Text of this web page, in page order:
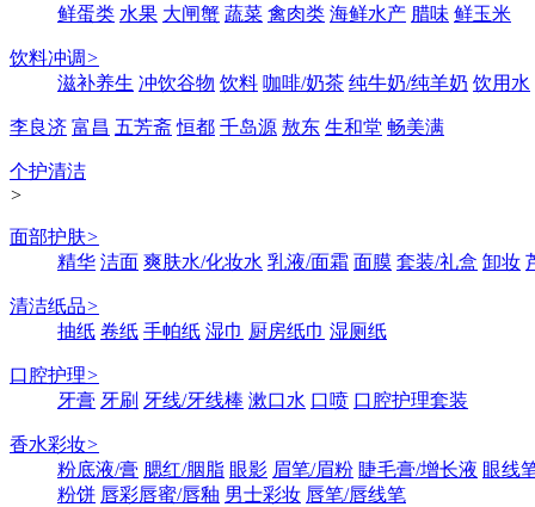
鲜蛋类 水果 大闸蟹 蔬菜 禽肉类 海鲜水产 腊味 鲜玉米
饮料冲调>
滋补养生 冲饮谷物 饮料 咖啡/奶茶 纯牛奶/纯羊奶 饮用水
李良济 富昌 五芳斋 恒都 千岛源 敖东 生和堂 畅美满
个护清洁
>
面部护肤>
精华 洁面 爽肤水/化妆水 乳液/面霜 面膜 套装/礼盒 卸妆
清洁纸品>
抽纸 卷纸 手帕纸 湿巾 厨房纸巾 湿厕纸
口腔护理>
牙膏 牙刷 牙线/牙线棒 漱口水 口喷 口腔护理套装
香水彩妆>
粉底液/膏 腮红/胭脂 眼影 眉笔/眉粉 睫毛膏/增长液 眼线
粉饼 唇彩唇蜜/唇釉 男士彩妆 唇笔/唇线笔